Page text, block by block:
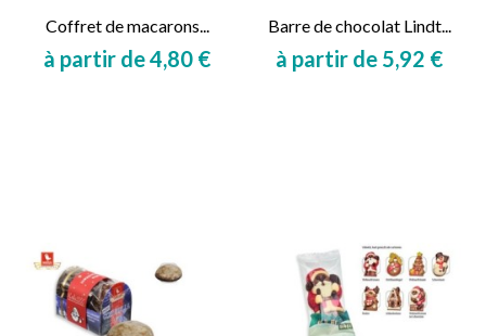
Coffret de macarons...
à partir de 4,80 €
Barre de chocolat Lindt...
à partir de 5,92 €